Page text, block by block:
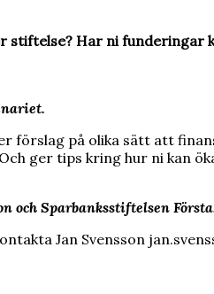
Har ni funderingar
förslag på olika sätt att
ger tips kring hur ni kan
och Sparbanksstiftelsen
Jan Svensson